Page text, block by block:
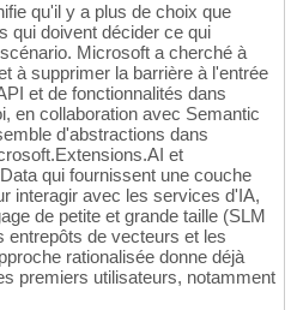
qu'il y a plus de choix que
qui doivent décider ce qui
Microsoft a cherché à
à supprimer la barrière à l'entrée
et de fonctionnalités dans
en collaboration avec Semantic
d'abstractions dans
et
qui fournissent une couche
interagir avec les services d'IA,
de petite et grande taille (SLM
entrepôts de vecteurs et les
rationalisée donne déjà
premiers utilisateurs, notamment